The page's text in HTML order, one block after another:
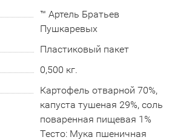
™ Артель Братьев
Пушкаревых
Пластиковый пакет
0,500 кг.
Картофель отварной 70%,
капуста тушеная 29%, соль
поваренная пищевая 1%
Тесто: Мука пшеничная